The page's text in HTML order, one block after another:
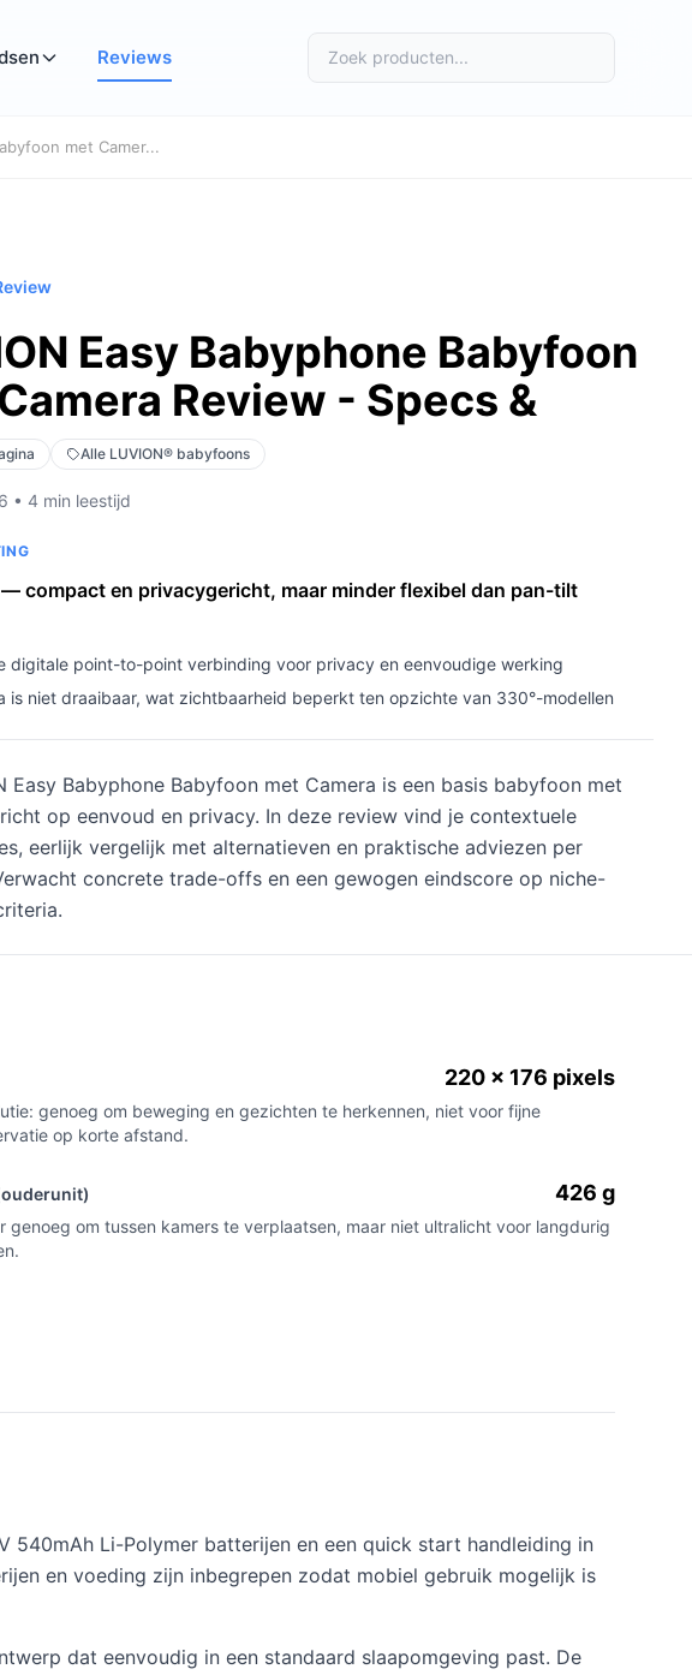
Reviews
met Camer...
Easy Babyphone Babyfoon
Review - Specs &
Alle LUVION® babyfoons
• 4 min leestijd
compact en privacygericht, maar minder flexibel dan pan-tilt
digitale point-to-point verbinding voor privacy en eenvoudige werking
is niet draaibaar, wat zichtbaarheid beperkt ten opzichte van 330°-modellen
Easy Babyphone Babyfoon met Camera is een basis babyfoon met
op eenvoud en privacy. In deze review vind je contextuele
eerlijk vergelijk met alternatieven en praktische adviezen per
concrete trade-offs en een gewogen eindscore op niche-
220 x 176 pixels
genoeg om beweging en gezichten te herkennen, niet voor fijne
op korte afstand.
426 g
genoeg om tussen kamers te verplaatsen, maar niet ultralicht voor langdurig
540mAh Li-Polymer batterijen en een quick start handleiding in
en voeding zijn inbegrepen zodat mobiel gebruik mogelijk is
dat eenvoudig in een standaard slaapomgeving past. De